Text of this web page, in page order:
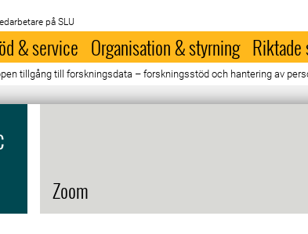
på SLU
& service Organisation & styrning Riktade
tillgång till forskningsdata – forskningsstöd och hantering av
Zoom